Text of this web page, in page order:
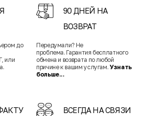
до
или
90 ДНЕЙ НА
ВОЗВРАТ
Передумали? Не
проблема. Гарантия бесплатного
обмена и возврата по любой
причине к вашим услугам. Узнать
больше...
ВСЕГДА НА СВЯЗИ